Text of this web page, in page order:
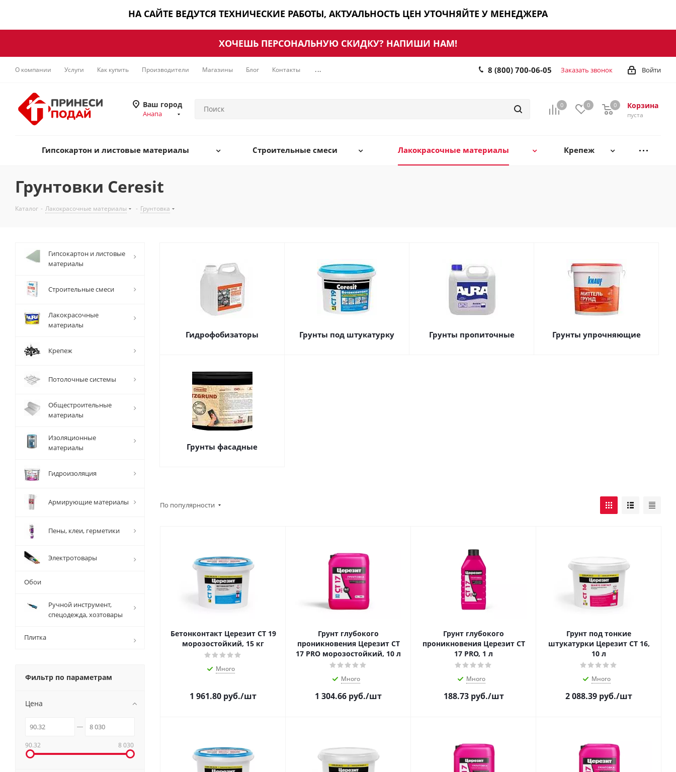
НА САЙТЕ ВЕДУТСЯ ТЕХНИЧЕСКИЕ РАБОТЫ, АКТУАЛЬНОСТЬ ЦЕН УТОЧНЯЙТЕ У МЕНЕДЖЕРА
ХОЧЕШЬ ПЕРСОНАЛЬНУЮ СКИДКУ? НАПИШИ НАМ!
О компании Услуги Как купить Производители Магазины Блог Контакты ... Войти
8 (800) 700-06-05 Заказать звонок
Ваш город
Анапа
0 0 Корзина
0
пуста
0
Гипсокартон и листовые материалы Строительные смеси Лакокрасочные материалы Крепеж
Грунтовки Ceresit
Каталог - Лакокрасочные материалы - Грунтовка
Гидрофобизаторы Грунты под штукатурку Грунты пропиточные Грунты упрочняющие
Грунты фасадные
По популярности
Бетонконтакт Церезит CT 19
морозостойкий, 15 кг
Много
1 961.80 руб./шт
Грунт глубокого
проникновения Церезит CT
17 PRO морозостойкий, 10 л
Много
1 304.66 руб./шт
Грунт глубокого
проникновения Церезит CT
17 PRO, 1 л
Много
188.73руб./шт
Грунт под тонкие
штукатурки Церезит СТ 16,
10 л
Много
2 088.39 руб./шт
Гипсокартон и листовые
материалы
Строительные смеси
Лакокрасочные
материалы
Крепеж
Потолочные системы
Общестроительные
материалы
Изоляционные
материалы
Гидроизоляция
Армирующие материалы
Пены, клеи, герметики
Электротовары
Обои
Ручной инструмент,
спецодежда, хозтовары
Плитка
Фильтр по параметрам
Цена
90.32 8 030